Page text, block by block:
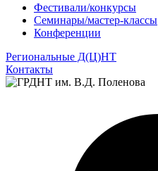
Фестивали/конкурсы
Семинары/мастер-классы
Конференции
Региональные Д(Ц)НТ
Контакты